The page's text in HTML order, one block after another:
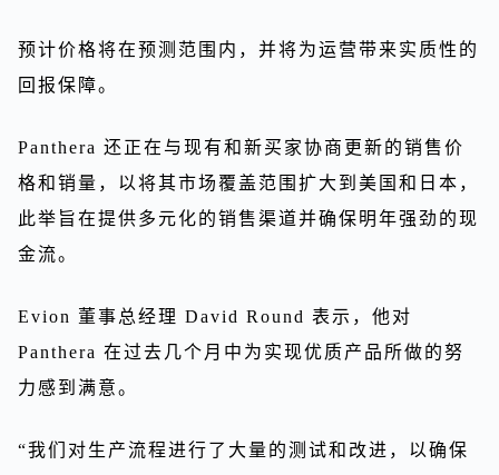
预计价格将在预测范围内，并将为运营带来实质性的
回报保障。
Panthera 还正在与现有和新买家协商更新的销售价
格和销量，以将其市场覆盖范围扩大到美国和日本，
此举旨在提供多元化的销售渠道并确保明年强劲的现
金流。
Evion 董事总经理 David Round 表示，他对
Panthera 在过去几个月中为实现优质产品所做的努
力感到满意。
“我们对生产流程进行了大量的测试和改进，以确保